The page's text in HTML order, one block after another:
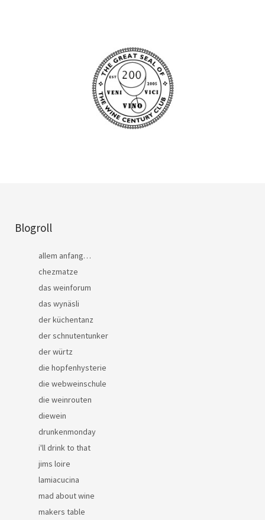
Blogroll
allem anfang…
chezmatze
das weinforum
das wynäsli
der küchentanz
der schnutentunker
der würtz
die hopfenhysterie
die webweinschule
die weinrouten
diewein
drunkenmonday
i'll drink to that
jims loire
lamiacucina
mad about wine
makers table